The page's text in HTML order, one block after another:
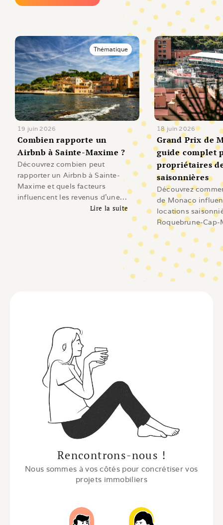
Thématique
19 juin 2026
Combien rapporte un
Airbnb à Sainte-Maxime ?
Découvrez combien peut
rapporter un Airbnb à Sainte-
Maxime et quels facteurs
influencent les revenus d'une
location saisonnière sur le Golfe
Lire la suite
18 juin 2026
Grand Prix de
guide complet
propriétaires
saisonnières
Découvrez
de Monaco
locations
Roquebrune-Cap-
Beausoleil, Cap-
Revenus,
investissement et
les propriétaires.
Rencontrons-nous !
Nous sommes à vos côtés pour concrétiser vos
projets immobiliers